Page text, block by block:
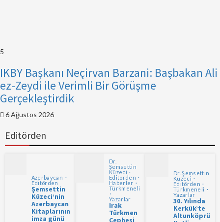
5
IKBY Başkanı Neçirvan Barzani: Başbakan Ali
ez-Zeydi ile Verimli Bir Görüşme
Gerçekleştirdik
6 Ağustos 2026
Editörden
Azerbaycan
Editörden
Şemsettin
Küzeci’nin
Azerbaycan
Kitaplarının
imza günü
Dr.
Şemsettin
Küzeci
Editörden
Haberler
Türkmeneli
Yazarlar
Irak
Türkmen
Cephesi
Dr. Şemsettin
Küzeci
Editörden
Türkmeneli
Yazarlar
30. Yılında
Kerkük’te
Altunköprü